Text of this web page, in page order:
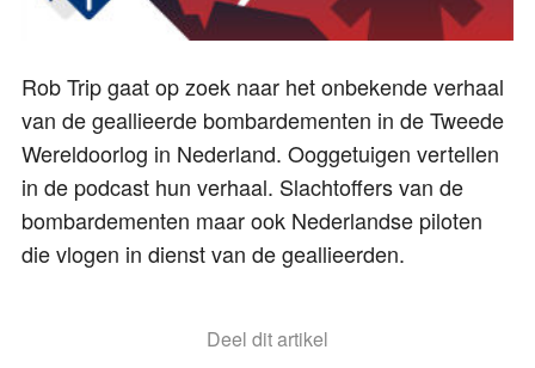
Rob Trip gaat op zoek naar het onbekende verhaal
van de geallieerde bombardementen in de Tweede
Wereldoorlog in Nederland. Ooggetuigen vertellen
in de podcast hun verhaal. Slachtoffers van de
bombardementen maar ook Nederlandse piloten
die vlogen in dienst van de geallieerden.
Deel dit artikel